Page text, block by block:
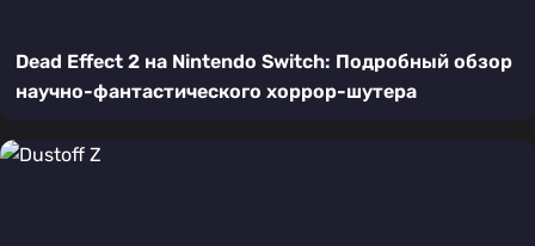
Dead Effect 2 на Nintendo Switch: Подробный обзор
научно-фантастического хоррор-шутера